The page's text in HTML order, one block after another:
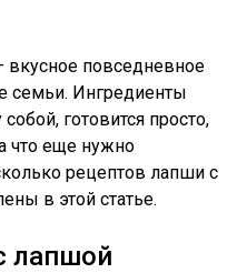
повседневное
семьи. Ингредиенты
готовится просто,
что еще нужно
рецептов лапши с
в этой статье.
лапшой